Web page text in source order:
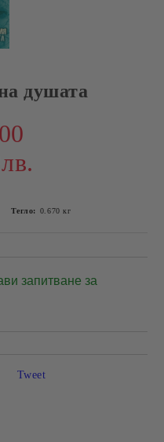
душата
Тегло: 0.670 кг
запитване за
Tweet